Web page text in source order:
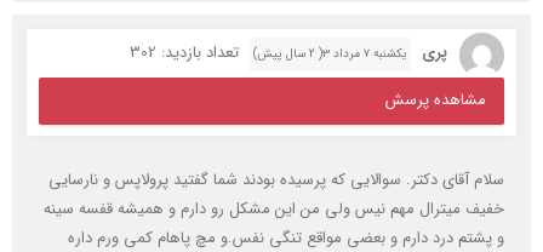
پری یکشنبه ۷ مرداد ۳( 2 سال پیش)
تعداد بازدید: 302
مشاهده پرسش
سلام آقای دکتر. سوالایی که پرسیده بودند شما گفتید پرولاپس و نارسایی
خفیف میترال مهم نیس ولی من این مشکل رو دارم و همیشه قفسه سینه
و پشتم درد دارم و بعضی مواقع تنگی نفس.و مچ پاهام کمی ورم داره